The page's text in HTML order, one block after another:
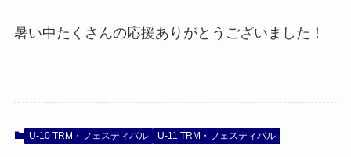
暑い中たくさんの応援ありがとうございました！
U-10 TRM・フェスティバル U-11 TRM・フェスティバル